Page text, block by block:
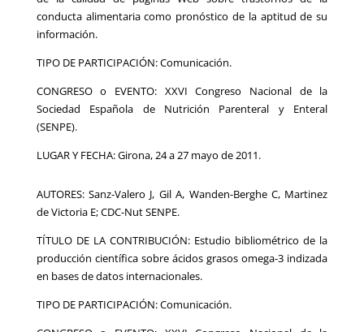
conducta alimentaria como pronóstico de la aptitud de su
información.
TIPO DE PARTICIPACIÓN: Comunicación.
CONGRESO o EVENTO: XXVI Congreso Nacional de la
Sociedad Española de Nutrición Parenteral y Enteral
(SENPE).
LUGAR Y FECHA: Girona, 24 a 27 mayo de 2011.
AUTORES: Sanz-Valero J, Gil A, Wanden-Berghe C, Martinez
de Victoria E; CDC-Nut SENPE.
TÍTULO DE LA CONTRIBUCIÓN: Estudio bibliométrico de la
producción científica sobre ácidos grasos omega-3 indizada
en bases de datos internacionales.
TIPO DE PARTICIPACIÓN: Comunicación.